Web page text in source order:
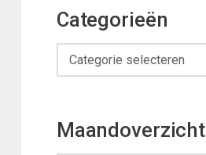
Categorieën
Categorieën
Maandoverzicht